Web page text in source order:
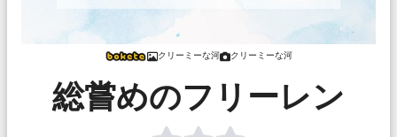
クリーミーな河 クリーミーな河
総嘗めのフリーレン